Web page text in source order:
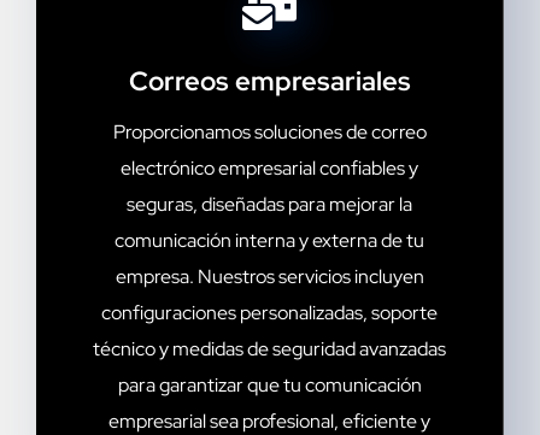
Correos empresariales
Proporcionamos soluciones de correo
electrónico empresarial confiables y
seguras, diseñadas para mejorar la
comunicación interna y externa de tu
empresa. Nuestros servicios incluyen
configuraciones personalizadas, soporte
técnico y medidas de seguridad avanzadas
para garantizar que tu comunicación
empresarial sea profesional, eficiente y